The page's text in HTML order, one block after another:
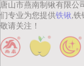
唐山市燕南制锹有限公
们专业为您提供铁锹,铁
敬请关注！